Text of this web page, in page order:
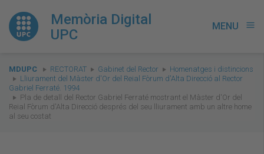
Memòria Digital
UPC
MENU menu
You
are
here:
MDUPC RECTORAT Gabinet del Rector
Homenatges i distincions
Lliurament del Màster d'Or del Reial Fòrum d'Alta Direcció al Rector
Gabriel Ferraté. 1994
Pla de detall del Rector Gabriel Ferraté mostrant el Màster d'Or del
Reial Fòrum d'Alta Direcció després del seu lliurament amb un altre home
al seu costat